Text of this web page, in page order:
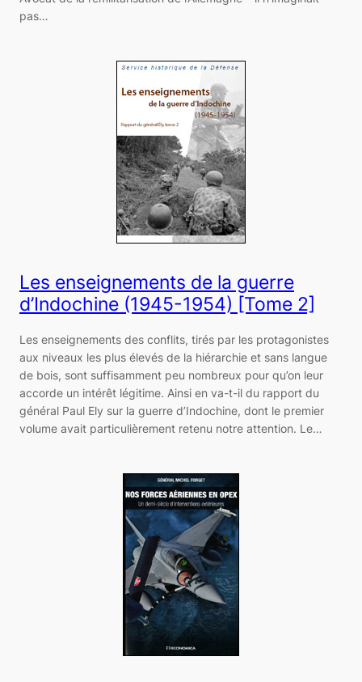
pas…
Les enseignements de la guerre
d’Indochine (1945-1954) [Tome 2]
Les enseignements des conflits, tirés par les protagonistes
aux niveaux les plus élevés de la hiérarchie et sans langue
de bois, sont suffisamment peu nombreux pour qu’on leur
accorde un intérêt légitime. Ainsi en va-t-il du rapport du
général Paul Ely sur la guerre d’Indochine, dont le premier
volume avait particulièrement retenu notre attention. Le…